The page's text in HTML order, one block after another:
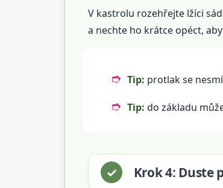
V kastrolu rozehřejte lžíci
a nechte ho krátce opéct,
Tip: protlak se
Tip: do základu
Krok 4: Duste